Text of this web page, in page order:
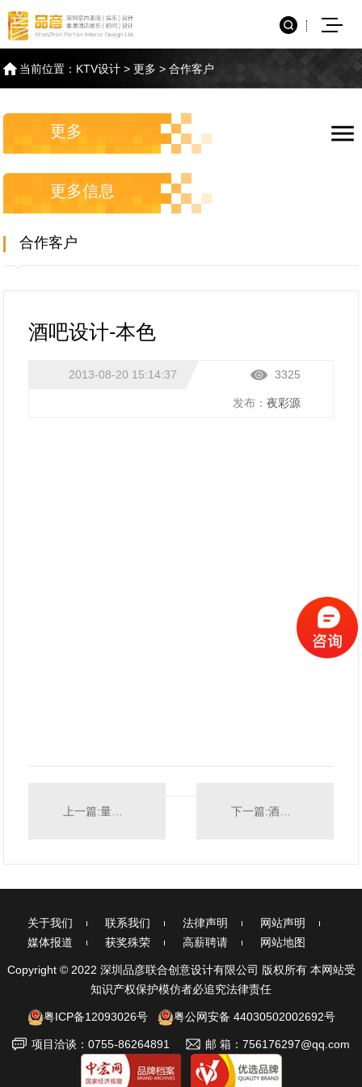
当前位置： KTV设计 >更多 >合作客户
更多
更多信息
合作客户
酒吧设计-本色
2013-08-20 15:14:37 3325
发布： 夜彩源
下一篇:酒吧设计-莱克威尼酒吧
关于我们 联系我们 法律声明
网站声明
媒体报道
获奖殊荣 高薪聘请 网站地图
Copyright © 2022 深圳品彦联合创意设计有限公司 版权所有 本网站受
知识产权保护模仿者必追究法律责任
粤ICP备12093026号 粤公网安备 44030502002692号
项目洽谈：0755-86264891 邮 箱：756176297@qq.com